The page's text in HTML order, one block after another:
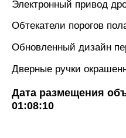
Электронный привод
Обтекатели порогов
Обновленный дизайн
Дверные ручки
Дата размещения
01:08:10